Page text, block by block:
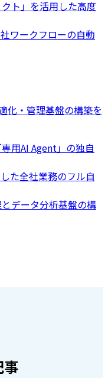
ト」を活用した高度
ワークフローの自動
化・管理基盤の構築を
用AI Agent」の独自
た全社業務のフル自
データ分析基盤の構
事